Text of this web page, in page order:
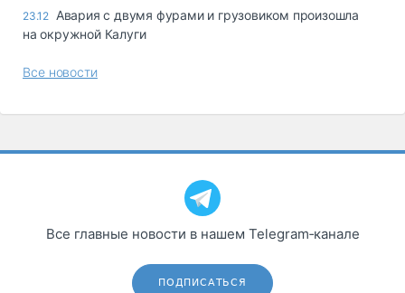
23.12 Авария с двумя фурами и грузовиком произошла
на окружной Калуги
Все новости
Все главные новости в нашем Telegram‑канале
ПОДПИСАТЬСЯ